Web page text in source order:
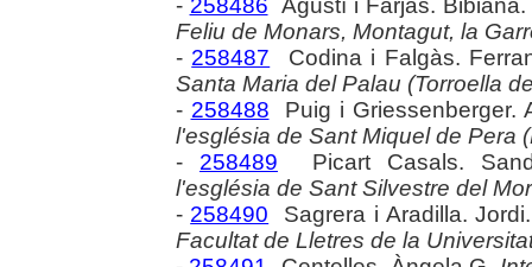
- 258486 Agustí i Farjas.
Feliu de Monars, Montagut, la
- 258487 Codina i Falgàs.
Santa Maria del Palau (Torroella
- 258488 Puig i Griessenberger.
l'església de Sant Miquel de Pera
- 258489 Picart Casals.
l'església de Sant Silvestre del
- 258490 Sagrera i Aradilla.
Facultat de Lletres de la